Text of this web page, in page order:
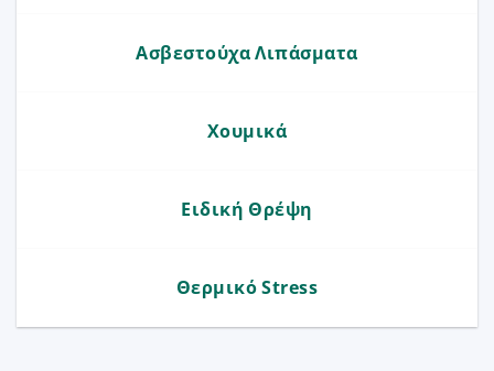
Ασβεστούχα Λιπάσματα
Χουμικά
Ειδική Θρέψη
Θερμικό Stress